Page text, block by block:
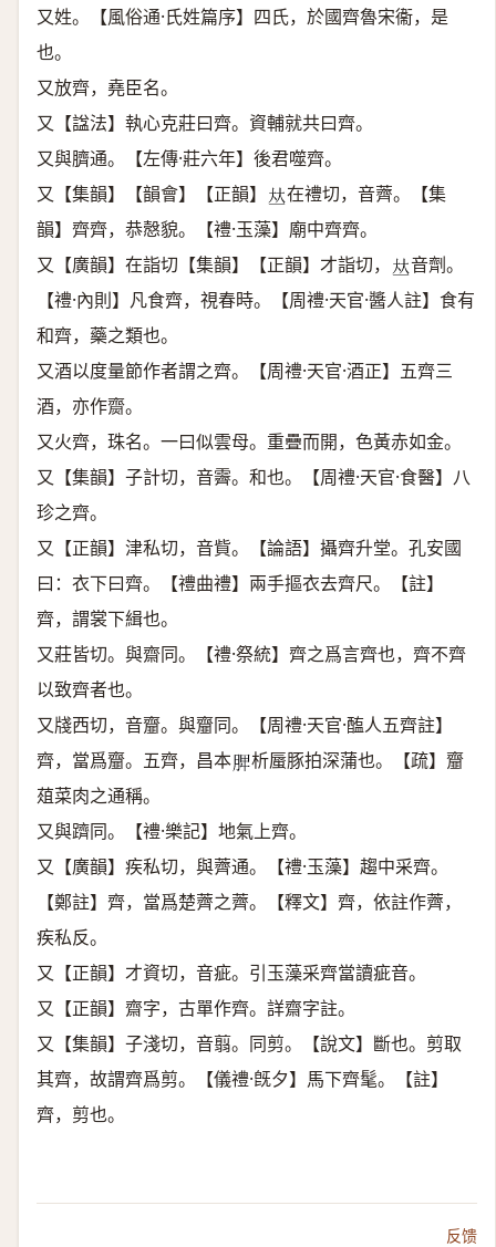
又姓。【風俗通·氏姓篇序】四氏，於國齊魯宋衞，是
也。
又放齊，堯臣名。
又【諡法】執心克莊曰齊。資輔就共曰齊。
又與臍通。【左傳·莊六年】後君噬齊。
又【集韻】【韻會】【正韻】 𠀤在禮切，音薺。【集
韻】齊齊，恭慤貌。【禮·玉藻】廟中齊齊。
又【廣韻】在詣切【集韻】【正韻】才詣切， 𠀤音劑。
【禮·內則】凡食齊，視春時。【周禮·天官·醬人註】食有
和齊，藥之類也。
又酒以度量節作者謂之齊。【周禮·天官·酒正】五齊三
酒，亦作齌。
又火齊，珠名。一曰似雲母。重疊而開，色黃赤如金。
又【集韻】子計切，音霽。和也。【周禮·天官·食醫】八
珍之齊。
又【正韻】津私切，音貲。【論語】攝齊升堂。孔安國
曰：衣下曰齊。【禮曲禮】兩手摳衣去齊尺。【註】
齊，謂裳下緝也。
又莊皆切。與齋同。【禮·祭統】齊之爲言齊也，齊不齊
以致齊者也。
又牋西切，音齏。與齏同。【周禮·天官·醢人五齊註】
齊，當爲齏。五齊，昌本𦜉 析蜃豚拍深蒲也。【疏】齏
葅菜肉之通稱。
又與躋同。【禮·樂記】地氣上齊。
又【廣韻】疾私切，與薺通。【禮·玉藻】趨中采齊。
【鄭註】齊，當爲楚薺之薺。【釋文】齊，依註作薺，
疾私反。
又【正韻】才資切，音疵。引玉藻采齊當讀疵音。
又【正韻】齋字，古單作齊。詳齋字註。
又【集韻】子淺切，音翦。同剪。【說文】斷也。剪取
其齊，故謂齊爲剪。【儀禮·旣夕】馬下齊髦。【註】
齊，剪也。
反馈